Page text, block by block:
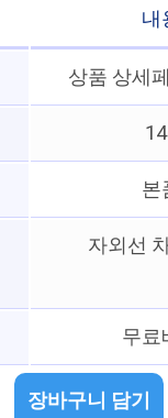
내
상품 상세
본
자외선
무료
장바구니 담기